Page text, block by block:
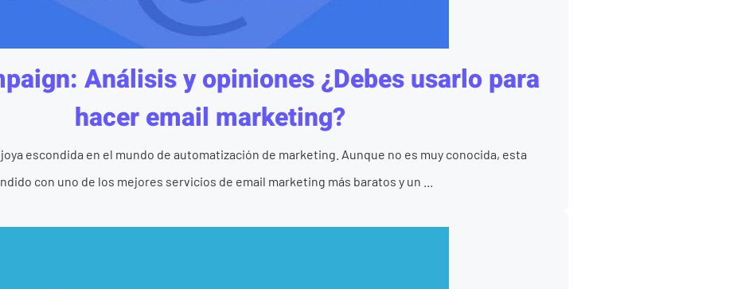
Análisis y opiniones ¿Debes usarlo para
hacer email marketing?
escondida en el mundo de automatización de marketing. Aunque no es muy conocida, esta
con uno de los mejores servicios de email marketing más baratos y un ...